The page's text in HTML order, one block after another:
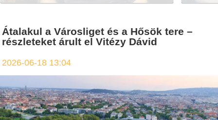
Átalakul a Városliget és a Hősök tere –
részleteket árult el Vitézy Dávid
2026-06-18 13:04